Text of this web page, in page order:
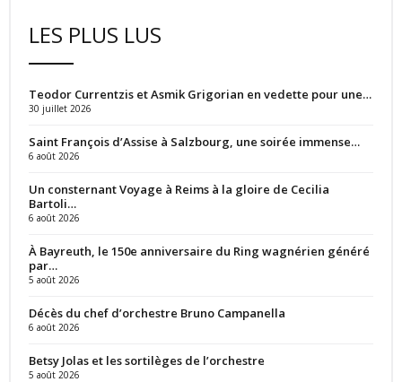
LES PLUS LUS
Teodor Currentzis et Asmik Grigorian en vedette pour une…
30 juillet 2026
Saint François d’Assise à Salzbourg, une soirée immense…
6 août 2026
Un consternant Voyage à Reims à la gloire de Cecilia
Bartoli…
6 août 2026
À Bayreuth, le 150e anniversaire du Ring wagnérien généré
par…
5 août 2026
Décès du chef d’orchestre Bruno Campanella
6 août 2026
Betsy Jolas et les sortilèges de l’orchestre
5 août 2026